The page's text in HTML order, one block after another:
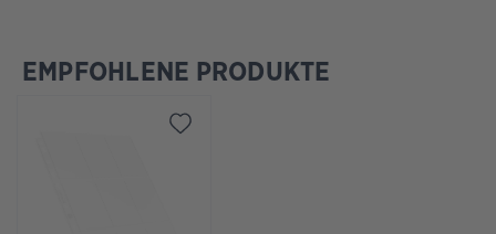
Ignorer la galerie de produits
EMPFOHLENE PRODUKTE